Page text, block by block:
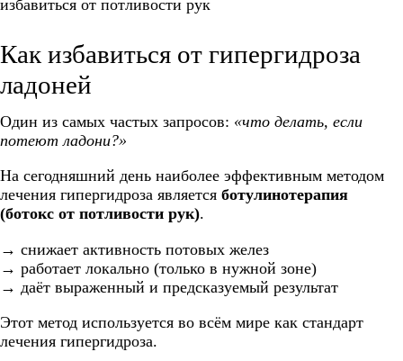
Как избавиться от гипергидроза
ладоней
Один из самых частых запросов: «что делать, если
потеют ладони?»
На сегодняшний день наиболее эффективным методом
лечения гипергидроза является ботулинотерапия
(ботокс от потливости рук).
→ снижает активность потовых желез
→ работает локально (только в нужной зоне)
→ даёт выраженный и предсказуемый результат
Этот метод используется во всём мире как стандарт
лечения гипергидроза.